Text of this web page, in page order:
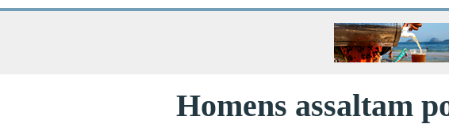
Homens assaltam